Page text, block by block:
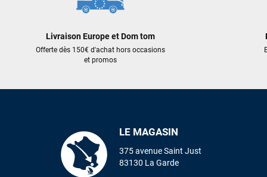
Livraison Europe et Dom tom
Offerte dès 150€ d'achat hors occasions
et promos
LE MAGASIN
375 avenue Saint Just
83130 La Garde